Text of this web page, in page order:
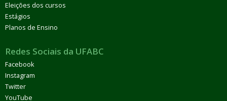
Eleições dos cursos
Estágios
Planos de Ensino
Redes Sociais da UFABC
Facebook
Instagram
Twitter
YouTube